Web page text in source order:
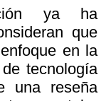
ya ha
que
en la
tecnología
una reseña